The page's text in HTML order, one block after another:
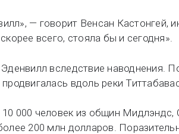
— говорит Венсан Кастонгей,
всего, стояла бы и сегодня».
вследствие наводнения.
вдоль реки
000 человек из общин Мидлэндс,
200 млн долларов.